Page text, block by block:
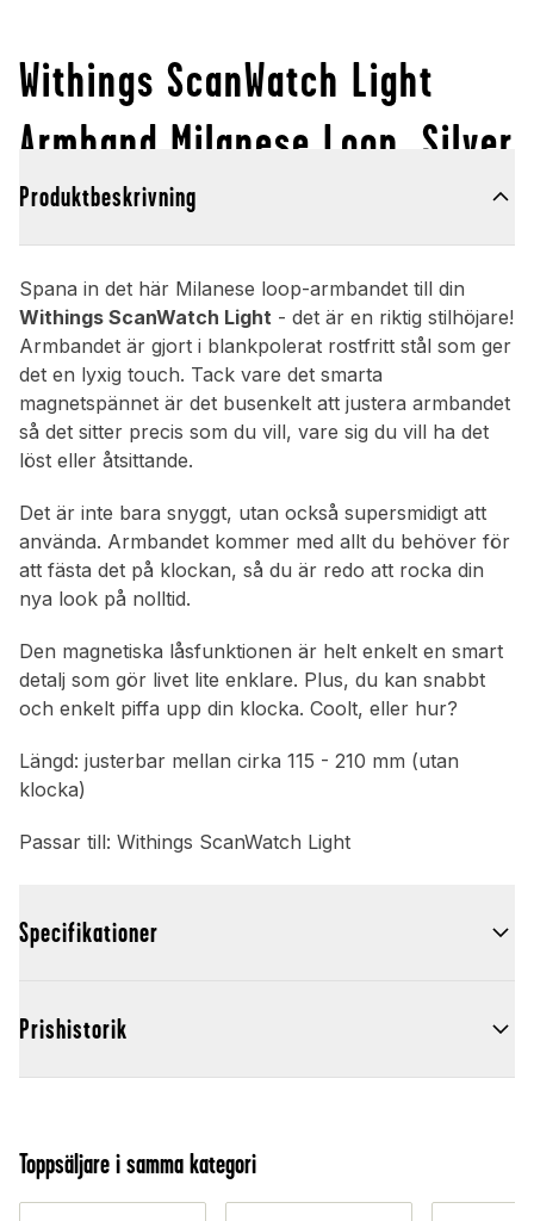
Withings ScanWatch Light
Armband Milanese Loop, Silver
Produktbeskrivning
Spana in det här Milanese loop-armbandet till din
Withings ScanWatch Light - det är en riktig stilhöjare!
Armbandet är gjort i blankpolerat rostfritt stål som ger
det en lyxig touch. Tack vare det smarta
magnetspännet är det busenkelt att justera armbandet
så det sitter precis som du vill, vare sig du vill ha det
löst eller åtsittande.
Det är inte bara snyggt, utan också supersmidigt att
använda. Armbandet kommer med allt du behöver för
att fästa det på klockan, så du är redo att rocka din
nya look på nolltid.
Den magnetiska låsfunktionen är helt enkelt en smart
detalj som gör livet lite enklare. Plus, du kan snabbt
och enkelt piffa upp din klocka. Coolt, eller hur?
Längd: justerbar mellan cirka 115 - 210 mm (utan
klocka)
Passar till: Withings ScanWatch Light
Specifikationer
Prishistorik
Toppsäljare i samma kategori